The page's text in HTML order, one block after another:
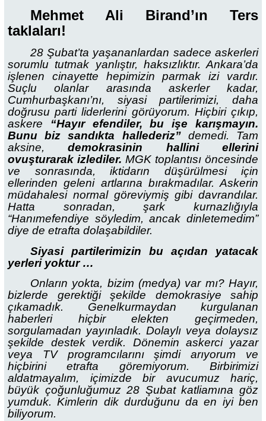
Mehmet Ali Birand’ın Ters
taklaları!
28 Şubat’ta yaşananlardan sadece askerleri
sorumlu tutmak yanlıştır, haksızlıktır. Ankara’da
işlenen cinayette hepimizin parmak izi vardır.
Suçlu olanlar arasında askerler kadar,
Cumhurbaşkanı’nı, siyasi partilerimizi, daha
doğrusu parti liderlerini görüyorum. Hiçbiri çıkıp,
askere “Hayır efendiler, bu işe karışmayın.
Bunu biz sandıkta hallederiz”demedi. Tam
aksine,demokrasinin hallini ellerini
ovuşturarak izlediler. MGK toplantısı öncesinde
ve sonrasında, iktidarın düşürülmesi için
ellerinden geleni artlarına bırakmadılar. Askerin
müdahalesi normal göreviymiş gibi davrandılar.
Hatta sonradan, şark kurnazlığıyla
“Hanımefendiye söyledim, ancak dinletemedim”
diye de etrafta dolaşabildiler.
Siyasi partilerimizin bu açıdan yatacak
yerleri yoktur …
Onların yokta, bizim (medya) var mı? Hayır,
bizlerde gerektiği şekilde demokrasiye sahip
çıkamadık. Genelkurmaydan kurgulanan
haberleri hiçbir elekten geçirmeden,
sorgulamadan yayınladık. Dolaylı veya dolaysız
şekilde destek verdik. Dönemin askerci yazar
veya TV programcılarını şimdi arıyorum ve
hiçbirini etrafta göremiyorum. Birbirimizi
aldatmayalım, içimizde bir avucumuz hariç,
büyük çoğunluğumuz 28 Şubat katliamına göz
yumduk. Kimlerin dik durduğunu da en iyi ben
biliyorum.